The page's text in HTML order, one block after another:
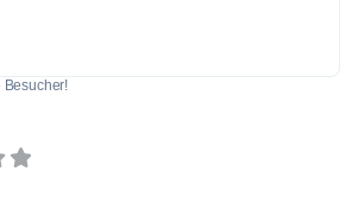
Besucher!